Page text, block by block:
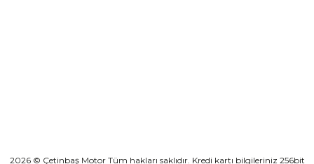
2026 © Çetinbaş Motor Tüm hakları saklıdır. Kredi kartı bilgileriniz 256bit